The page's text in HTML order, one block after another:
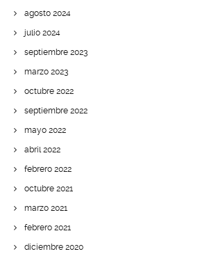
agosto 2024
julio 2024
septiembre 2023
marzo 2023
octubre 2022
septiembre 2022
mayo 2022
abril 2022
febrero 2022
octubre 2021
marzo 2021
febrero 2021
diciembre 2020